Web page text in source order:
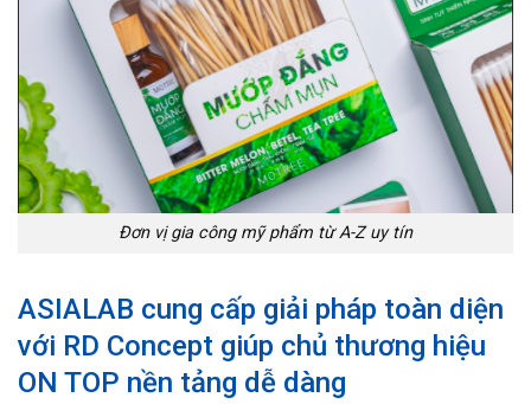
Đơn vị gia công mỹ phẩm từ A-Z uy tín
ASIALAB cung cấp giải pháp toàn diện
với RD Concept giúp chủ thương hiệu
ON TOP nền tảng dễ dàng